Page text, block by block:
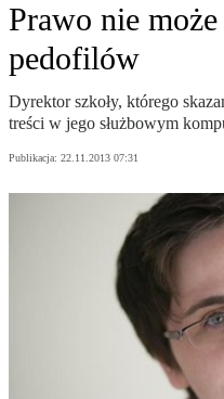
Prawo nie
pedofilów
Dyrektor szkoły, którego
treści w jego służbowym
Publikacja: 22.11.2013 07:31